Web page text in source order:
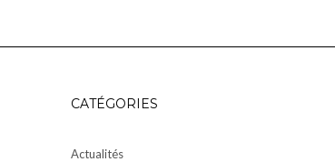
CATÉGORIES
Actualités